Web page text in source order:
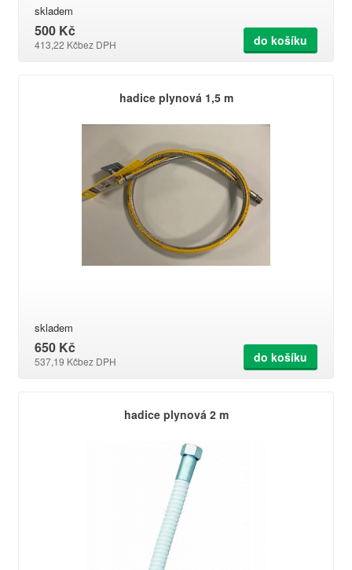
skladem
500 Kč
413,22 Kčbez DPH do košíku
hadice plynová 1,5 m
skladem
650 Kč
537,19 Kčbez DPH do košíku
hadice plynová 2 m